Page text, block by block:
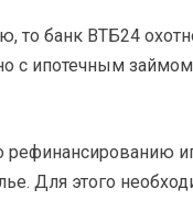
то банк ВТБ24
с ипотечным
Для этого